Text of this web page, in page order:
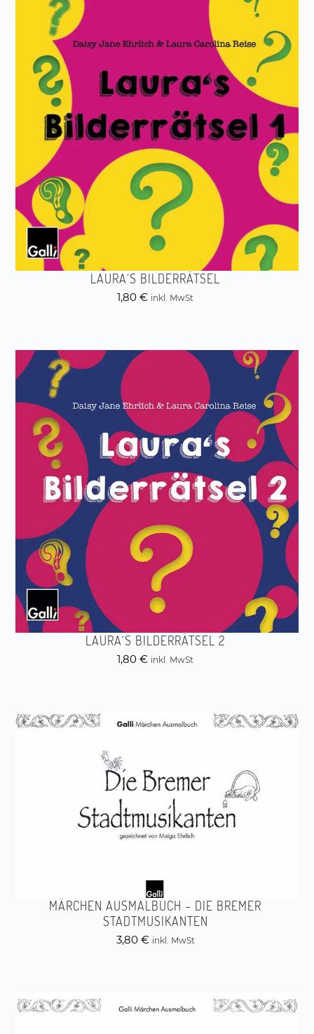
LAURA´S BILDERRÄTSEL
1,80 € inkl. MwSt
LAURA´S BILDERRÄTSEL 2
1,80 € inkl. MwSt
MÄRCHEN AUSMALBUCH – DIE BREMER
STADTMUSIKANTEN
3,80 € inkl. MwSt